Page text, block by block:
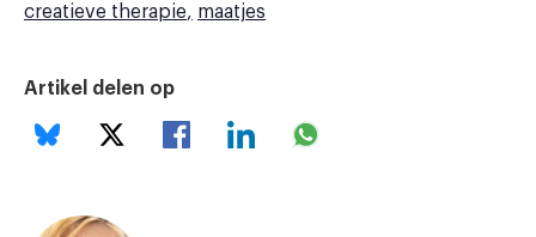
creatieve therapie
maatjes
Artikel delen op